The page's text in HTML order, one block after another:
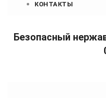
КОНТАКТЫ
Безопасный